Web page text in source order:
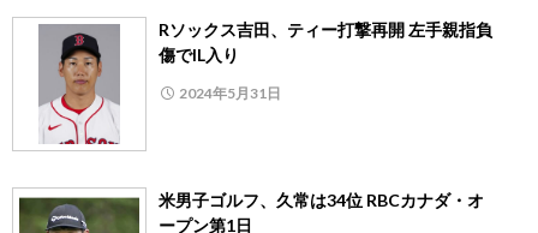
Rソックス吉田、ティー打撃再開 左手親指負
傷でIL入り
2024年5月31日
米男子ゴルフ、久常は34位 RBCカナダ・オ
ープン第1日